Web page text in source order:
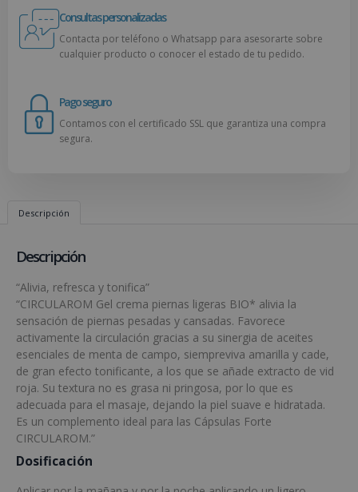
Consultas personalizadas
Contacta por teléfono o Whatsapp para asesorarte sobre
cualquier producto o conocer el estado de tu pedido.
Pago seguro
Contamos con el certificado SSL que garantiza una compra
segura.
Descripción
Descripción
“Alivia, refresca y tonifica”
“CIRCULAROM Gel crema piernas ligeras BIO* alivia la
sensación de piernas pesadas y cansadas. Favorece
activamente la circulación gracias a su sinergia de aceites
esenciales de menta de campo, siempreviva amarilla y cade,
de gran efecto tonificante, a los que se añade extracto de vid
roja. Su textura no es grasa ni pringosa, por lo que es
adecuada para el masaje, dejando la piel suave e hidratada.
Es un complemento ideal para las Cápsulas Forte
CIRCULAROM.”
Dosificación